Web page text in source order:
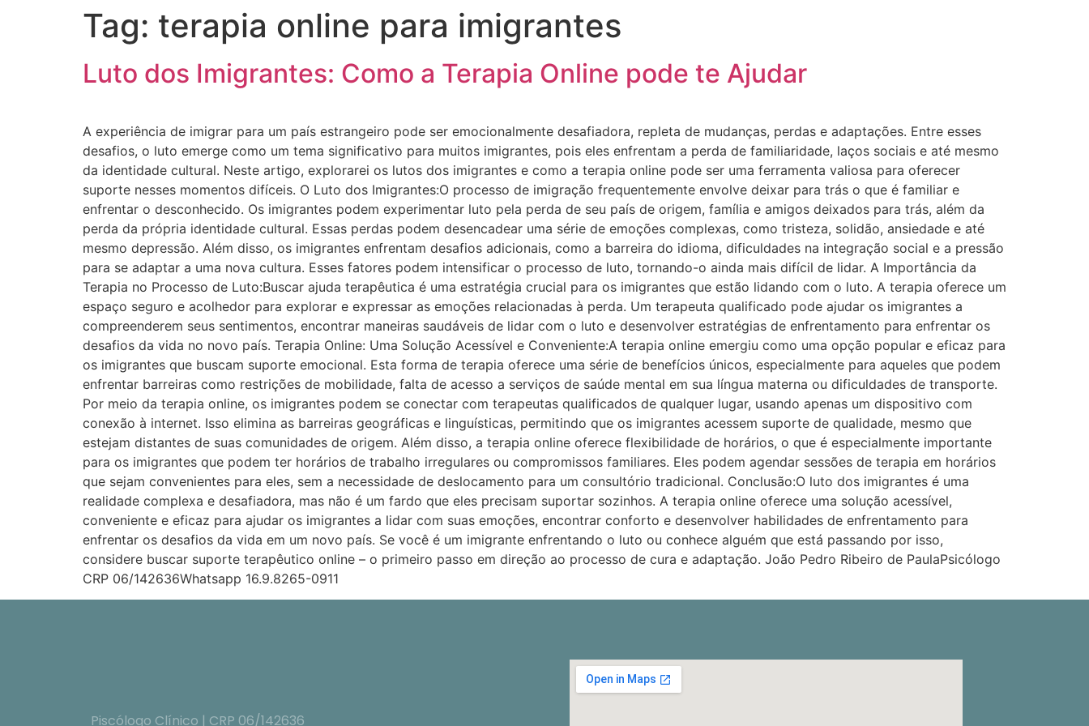
Tag: terapia online para imigrantes
Luto dos Imigrantes: Como a Terapia Online pode te Ajudar
A experiência de imigrar para um país estrangeiro pode ser emocionalmente desafiadora, repleta de mudanças, perdas e adaptações. Entre esses
desafios, o luto emerge como um tema significativo para muitos imigrantes, pois eles enfrentam a perda de familiaridade, laços sociais e até mesmo
da identidade cultural. Neste artigo, explorarei os lutos dos imigrantes e como a terapia online pode ser uma ferramenta valiosa para oferecer
suporte nesses momentos difíceis. O Luto dos Imigrantes:O processo de imigração frequentemente envolve deixar para trás o que é familiar e
enfrentar o desconhecido. Os imigrantes podem experimentar luto pela perda de seu país de origem, família e amigos deixados para trás, além da
perda da própria identidade cultural. Essas perdas podem desencadear uma série de emoções complexas, como tristeza, solidão, ansiedade e até
mesmo depressão. Além disso, os imigrantes enfrentam desafios adicionais, como a barreira do idioma, dificuldades na integração social e a pressão
para se adaptar a uma nova cultura. Esses fatores podem intensificar o processo de luto, tornando-o ainda mais difícil de lidar. A Importância da
Terapia no Processo de Luto:Buscar ajuda terapêutica é uma estratégia crucial para os imigrantes que estão lidando com o luto. A terapia oferece um
espaço seguro e acolhedor para explorar e expressar as emoções relacionadas à perda. Um terapeuta qualificado pode ajudar os imigrantes a
compreenderem seus sentimentos, encontrar maneiras saudáveis de lidar com o luto e desenvolver estratégias de enfrentamento para enfrentar os
desafios da vida no novo país. Terapia Online: Uma Solução Acessível e Conveniente:A terapia online emergiu como uma opção popular e eficaz para
os imigrantes que buscam suporte emocional. Esta forma de terapia oferece uma série de benefícios únicos, especialmente para aqueles que podem
enfrentar barreiras como restrições de mobilidade, falta de acesso a serviços de saúde mental em sua língua materna ou dificuldades de transporte.
Por meio da terapia online, os imigrantes podem se conectar com terapeutas qualificados de qualquer lugar, usando apenas um dispositivo com
conexão à internet. Isso elimina as barreiras geográficas e linguísticas, permitindo que os imigrantes acessem suporte de qualidade, mesmo que
estejam distantes de suas comunidades de origem. Além disso, a terapia online oferece flexibilidade de horários, o que é especialmente importante
para os imigrantes que podem ter horários de trabalho irregulares ou compromissos familiares. Eles podem agendar sessões de terapia em horários
que sejam convenientes para eles, sem a necessidade de deslocamento para um consultório tradicional. Conclusão:O luto dos imigrantes é uma
realidade complexa e desafiadora, mas não é um fardo que eles precisam suportar sozinhos. A terapia online oferece uma solução acessível,
conveniente e eficaz para ajudar os imigrantes a lidar com suas emoções, encontrar conforto e desenvolver habilidades de enfrentamento para
enfrentar os desafios da vida em um novo país. Se você é um imigrante enfrentando o luto ou conhece alguém que está passando por isso,
considere buscar suporte terapêutico online – o primeiro passo em direção ao processo de cura e adaptação. João Pedro Ribeiro de PaulaPsicólogo
CRP 06/142636Whatsapp 16.9.8265-0911
Piscólogo Clínico | CRP 06/142636